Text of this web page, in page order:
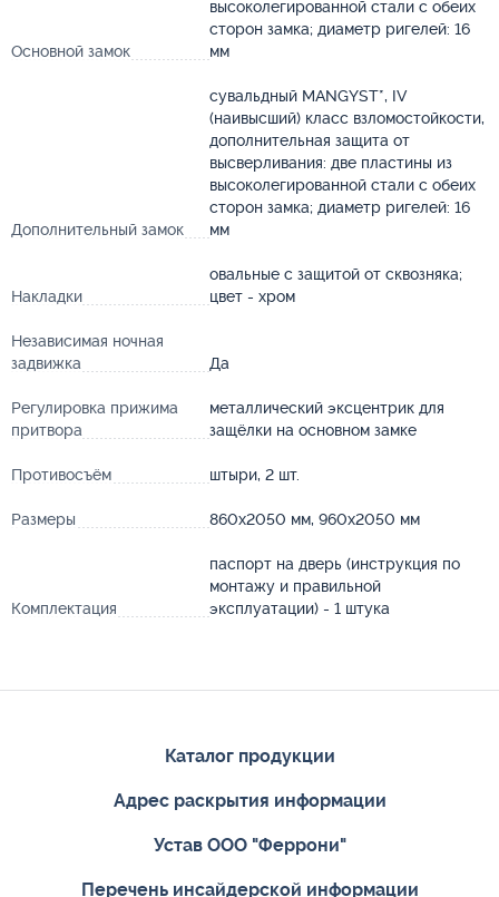
Основной замок
высоколегированной стали с обеих
сторон замка; диаметр ригелей: 16
мм
Дополнительный замок
сувальдный MANGYST*, IV
(наивысший) класс взломостойкости,
дополнительная защита от
высверливания: две пластины из
высоколегированной стали с обеих
сторон замка; диаметр ригелей: 16
мм
Накладки
овальные с защитой от сквозняка;
цвет - хром
Независимая ночная
задвижка
Да
Регулировка прижима
притвора
металлический эксцентрик для
защёлки на основном замке
Противосъём штыри, 2 шт.
Размеры 860х2050 мм, 960х2050 мм
Комплектация
паспорт на дверь (инструкция по
монтажу и правильной
эксплуатации) - 1 штука
Каталог продукции
Адрес раскрытия информации
Устав ООО "Феррони"
Перечень инсайдерской информации